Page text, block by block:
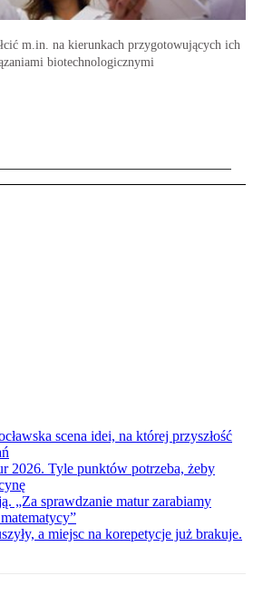
m.in. na kierunkach przygotowujących ich
biotechnologicznymi
scena idei, na której przyszłość
2026. Tyle punktów potrzeba, żeby
„Za sprawdzanie matur zarabiamy
a miejsc na korepetycje już brakuje.